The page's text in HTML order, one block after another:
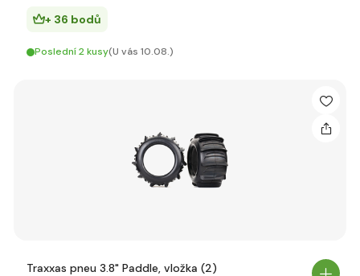
+ 36 bodů
Poslední 2 kusy(U vás 10.08.)
Traxxas pneu 3.8" Paddle, vložka (2)